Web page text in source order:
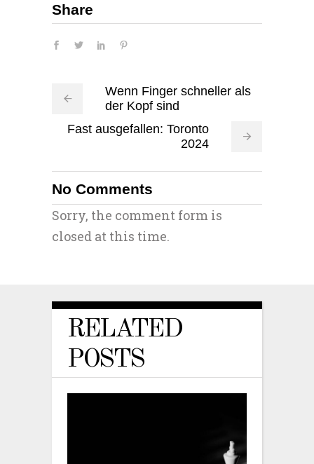
Share
Wenn Finger schneller als
der Kopf sind
Fast ausgefallen: Toronto
2024
No Comments
Sorry, the comment form is
closed at this time.
RELATED
POSTS